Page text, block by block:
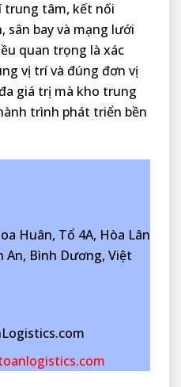
trung tâm, kết nối
sân bay và mạng lưới
quan trọng là xác
vị trí và đúng đơn vị
giá trị mà kho trung
trình phát triển bền
Huân, Tổ 4A, Hòa Lân
An, Bình Dương, Việt